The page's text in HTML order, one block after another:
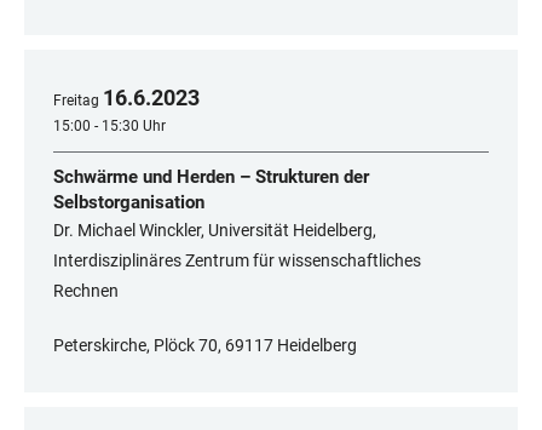
Freitag 16.6.2023
15:00 - 15:30 Uhr
Schwärme und Herden – Strukturen der
Selbstorganisation
Dr. Michael Winckler, Universität Heidelberg,
Interdisziplinäres Zentrum für wissenschaftliches
Rechnen
Peterskirche, Plöck 70, 69117 Heidelberg